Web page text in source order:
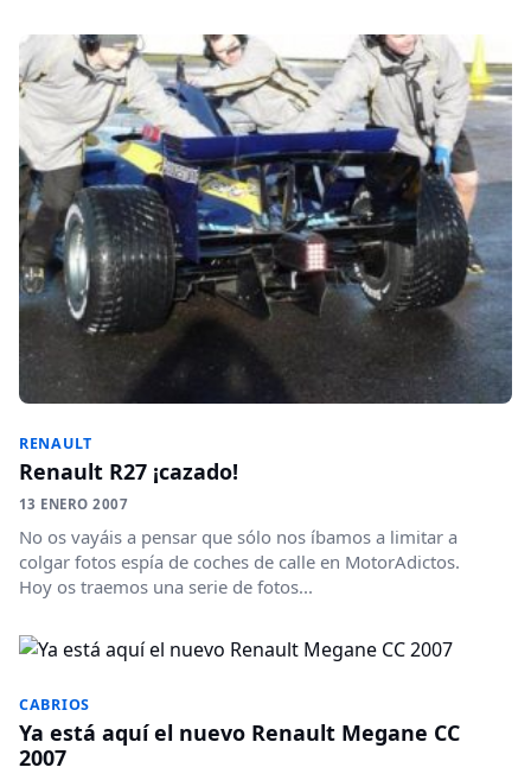
RENAULT
Renault R27 ¡cazado!
13 ENERO 2007
No os vayáis a pensar que sólo nos íbamos a limitar a
colgar fotos espía de coches de calle en MotorAdictos.
Hoy os traemos una serie de fotos...
CABRIOS
Ya está aquí el nuevo Renault Megane CC
2007